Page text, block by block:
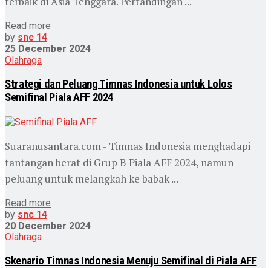
Read more
by snc 14
25 December 2024
Olahraga
Strategi dan Peluang Timnas Indonesia untuk Lolos
Semifinal Piala AFF 2024
Suaranusantara.com - Timnas Indonesia menghadapi
tantangan berat di Grup B Piala AFF 2024, namun
peluang untuk melangkah ke babak ...
Read more
by snc 14
20 December 2024
Olahraga
Skenario Timnas Indonesia Menuju Semifinal di Piala AFF